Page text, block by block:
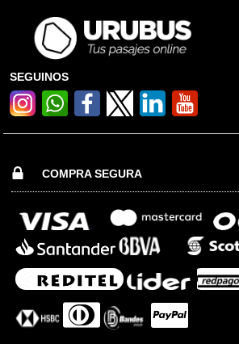
SEGUINOS
COMPRA SEGURA